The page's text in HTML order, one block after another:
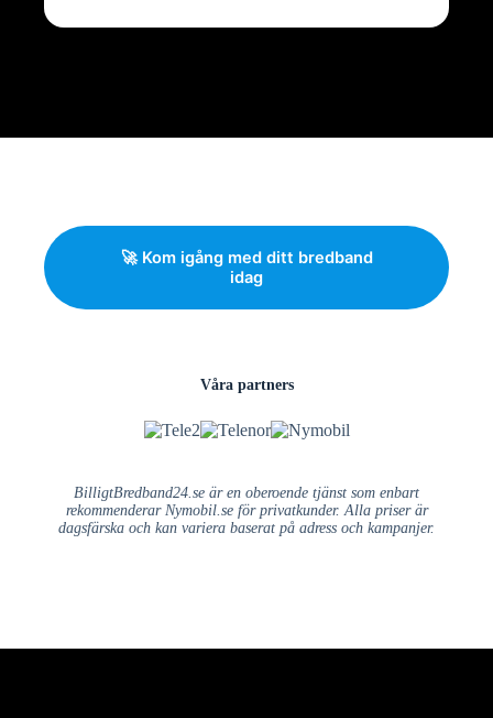
🚀 Kom igång med ditt bredband
idag
Våra partners
BilligtBredband24.se är en oberoende tjänst som enbart
rekommenderar Nymobil.se för privatkunder. Alla priser är
dagsfärska och kan variera baserat på adress och kampanjer.